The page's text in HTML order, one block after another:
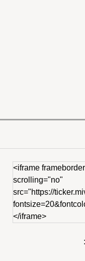
<iframe
scrolling="no"
src="https://
</iframe>